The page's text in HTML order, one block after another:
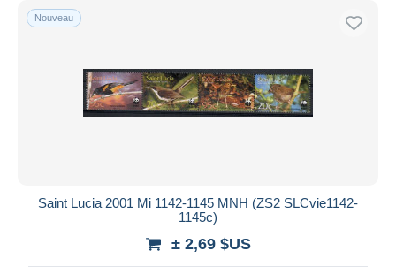
Nouveau
Saint Lucia 2001 Mi 1142-1145 MNH (ZS2 SLCvie1142-
1145c)
± 2,69 $US